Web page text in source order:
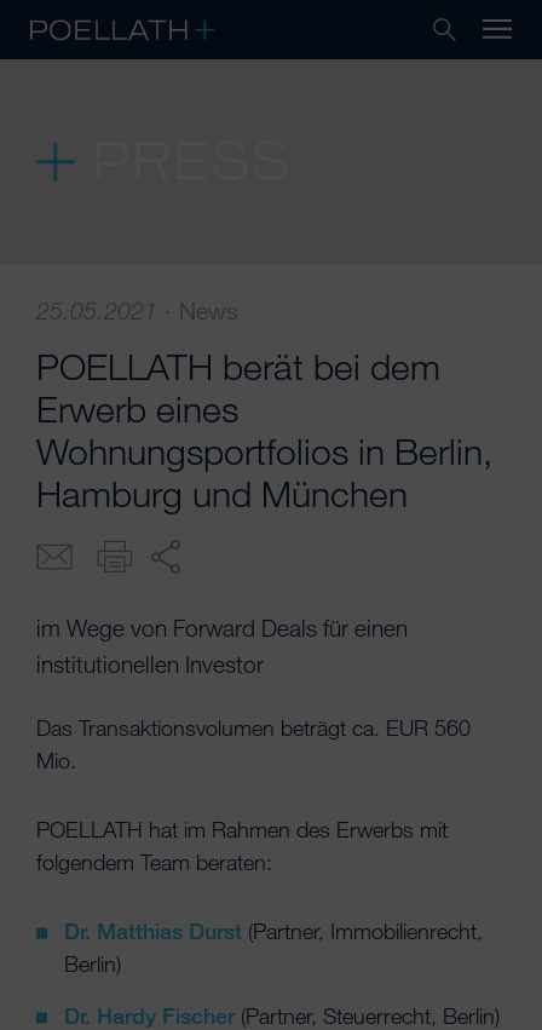
25.05.2021 · News
POELLATH berät bei dem
Erwerb eines
Wohnungsportfolios in Berlin,
Hamburg und München
im Wege von Forward Deals für einen
institutionellen Investor
Das Transaktionsvolumen beträgt ca. EUR 560
Mio.
POELLATH hat im Rahmen des Erwerbs mit
folgendem Team beraten:
Dr. Matthias Durst (Partner, Immobilienrecht,
Berlin)
Dr. Hardy Fischer (Partner, Steuerrecht, Berlin)